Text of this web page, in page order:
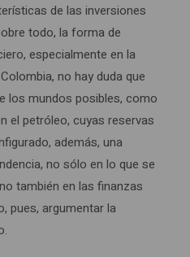
de las inversiones
todo, la forma de
especialmente en la
no hay duda que
los mundos posibles, como
el petróleo, cuyas reservas
además, una
no sólo en lo que se
también en las finanzas
pues, argumentar la